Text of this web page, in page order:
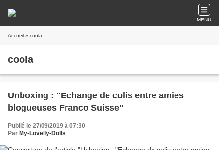
MENU
Accueil » coola
coola
Unboxing : "Echange de colis entre amies
blogueuses Franco Suisse"
Publié le 27/09/2019 à 07:30
Par My-Lovelly-Dolls